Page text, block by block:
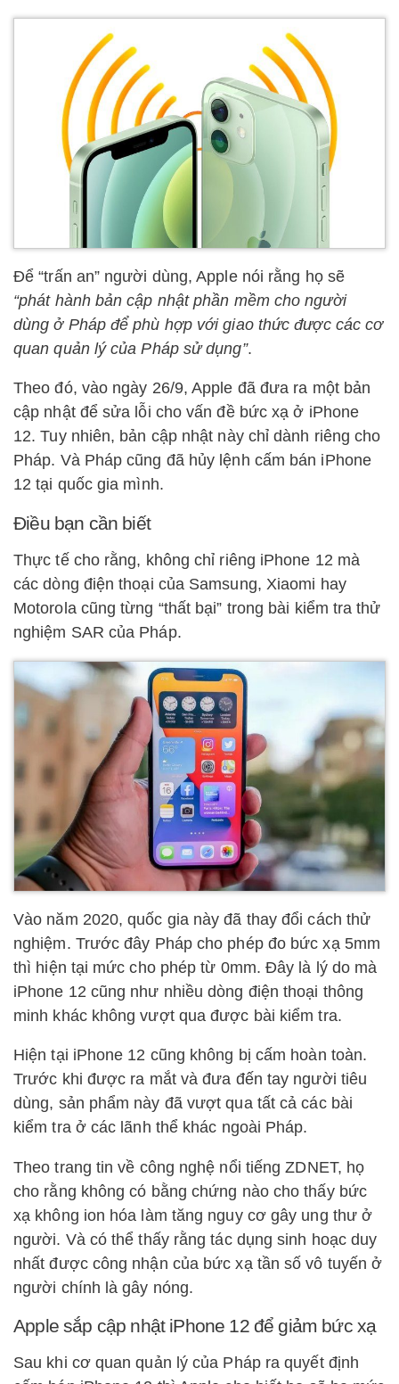
Để “trấn an” người dùng, Apple nói rằng họ sẽ
“phát hành bản cập nhật phần mềm cho người
dùng ở Pháp để phù hợp với giao thức được các cơ
quan quản lý của Pháp sử dụng”.
Theo đó, vào ngày 26/9, Apple đã đưa ra một bản
cập nhật để sửa lỗi cho vấn đề bức xạ ở iPhone
12. Tuy nhiên, bản cập nhật này chỉ dành riêng cho
Pháp. Và Pháp cũng đã hủy lệnh cấm bán iPhone
12 tại quốc gia mình.
Điều bạn cần biết
Thực tế cho rằng, không chỉ riêng iPhone 12 mà
các dòng điện thoại của Samsung, Xiaomi hay
Motorola cũng từng “thất bại” trong bài kiểm tra thử
nghiệm SAR của Pháp.
Vào năm 2020, quốc gia này đã thay đổi cách thử
nghiệm. Trước đây Pháp cho phép đo bức xạ 5mm
thì hiện tại mức cho phép từ 0mm. Đây là lý do mà
iPhone 12 cũng như nhiều dòng điện thoại thông
minh khác không vượt qua được bài kiểm tra.
Hiện tại iPhone 12 cũng không bị cấm hoàn toàn.
Trước khi được ra mắt và đưa đến tay người tiêu
dùng, sản phẩm này đã vượt qua tất cả các bài
kiểm tra ở các lãnh thể khác ngoài Pháp.
Theo trang tin về công nghệ nổi tiếng ZDNET, họ
cho rằng không có bằng chứng nào cho thấy bức
xạ không ion hóa làm tăng nguy cơ gây ung thư ở
người. Và có thể thấy rằng tác dụng sinh hoạc duy
nhất được công nhận của bức xạ tần số vô tuyến ở
người chính là gây nóng.
Apple sắp cập nhật iPhone 12 để giảm bức xạ
Sau khi cơ quan quản lý của Pháp ra quyết định